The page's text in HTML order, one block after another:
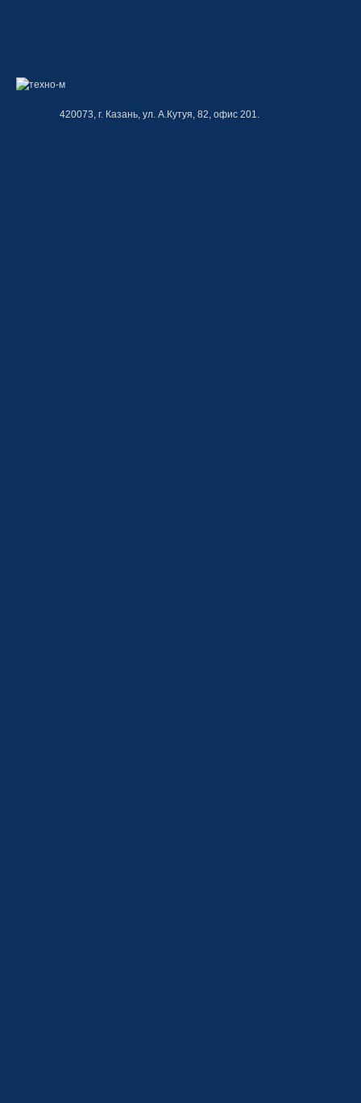
420073, г. Казань, ул. А.Кутуя, 82, офис 201.